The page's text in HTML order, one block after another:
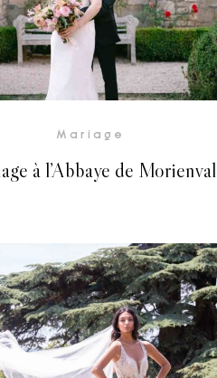
Mariage
à l’Abbaye de Morienval